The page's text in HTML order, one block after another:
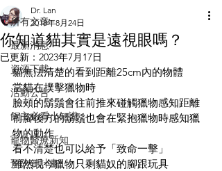
所有文章
最新消息
資源下載
活動公告
飼主必看小知識
寵物醫療新知
預防針計畫
你知道貓其實是遠視眼嗎？
Dr. Lan
2018年8月24日
已更新： 2023年7月17日
貓無法清楚的看到距離25cm內的物體
當貓在撲擊獵物時
臉頰的鬍鬚會往前推來碰觸獵物感知距離
前腳後方的鬍鬚也會在緊抱獵物時感知獵
物的動作
看不清楚也可以給予「致命一擊」
雖然現今獵物只剩貓奴的腳跟玩具